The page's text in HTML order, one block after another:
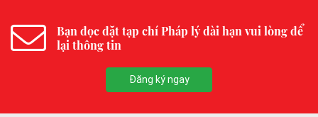
Bạn đọc đặt tạp chí Pháp lý dài hạn vui lòng để
lại thông tin
Đăng ký ngay